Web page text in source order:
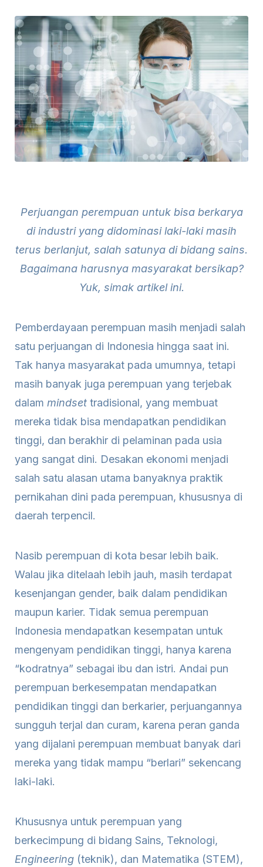
Perjuangan perempuan untuk bisa berkarya
di industri yang didominasi laki-laki masih
terus berlanjut, salah satunya di bidang sains.
Bagaimana harusnya masyarakat bersikap?
Yuk, simak artikel ini.
Pemberdayaan perempuan masih menjadi salah
satu perjuangan di Indonesia hingga saat ini.
Tak hanya masyarakat pada umumnya, tetapi
masih banyak juga perempuan yang terjebak
dalam mindset tradisional, yang membuat
mereka tidak bisa mendapatkan pendidikan
tinggi, dan berakhir di pelaminan pada usia
yang sangat dini. Desakan ekonomi menjadi
salah satu alasan utama banyaknya praktik
pernikahan dini pada perempuan, khususnya di
daerah terpencil.
Nasib perempuan di kota besar lebih baik.
Walau jika ditelaah lebih jauh, masih terdapat
kesenjangan gender, baik dalam pendidikan
maupun karier. Tidak semua perempuan
Indonesia mendapatkan kesempatan untuk
mengenyam pendidikan tinggi, hanya karena
“kodratnya” sebagai ibu dan istri. Andai pun
perempuan berkesempatan mendapatkan
pendidikan tinggi dan berkarier, perjuangannya
sungguh terjal dan curam, karena peran ganda
yang dijalani perempuan membuat banyak dari
mereka yang tidak mampu “berlari” sekencang
laki-laki.
Khususnya untuk perempuan yang
berkecimpung di bidang Sains, Teknologi,
Engineering (teknik), dan Matematika (STEM),